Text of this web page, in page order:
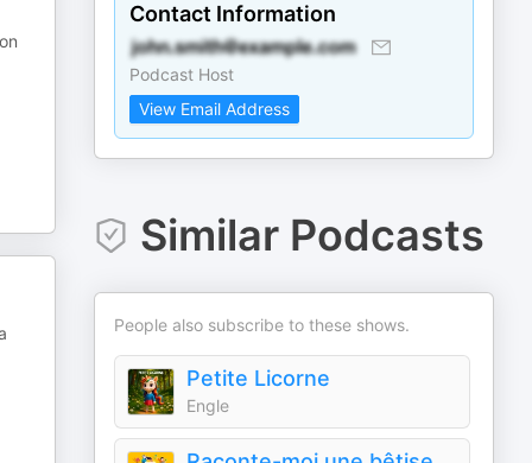
Contact Information
Podcast Host
View Email Address
Similar Podcasts
People also subscribe to these shows.
Petite Licorne
Engle